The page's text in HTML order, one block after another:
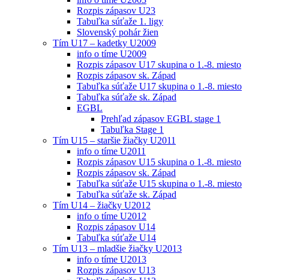
Rozpis zápasov U23
Tabuľka súťaže 1. ligy
Slovenský pohár žien
Tím U17 – kadetky U2009
info o tíme U2009
Rozpis zápasov U17 skupina o 1.-8. miesto
Rozpis zápasov sk. Západ
Tabuľka súťaže U17 skupina o 1.-8. miesto
Tabuľka súťaže sk. Západ
EGBL
Prehľad zápasov EGBL stage 1
Tabuľka Stage 1
Tím U15 – staršie žiačky U2011
info o tíme U2011
Rozpis zápasov U15 skupina o 1.-8. miesto
Rozpis zápasov sk. Západ
Tabuľka súťaže U15 skupina o 1.-8. miesto
Tabuľka súťaže sk. Západ
Tím U14 – žiačky U2012
info o tíme U2012
Rozpis zápasov U14
Tabuľka súťaže U14
Tím U13 – mladšie žiačky U2013
info o tíme U2013
Rozpis zápasov U13